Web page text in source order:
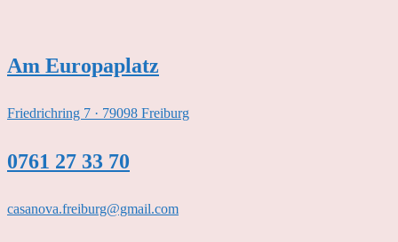
springen
Am Europaplatz
Friedrichring 7 · 79098 Freiburg
0761 27 33 70
casanova.freiburg@gmail.com